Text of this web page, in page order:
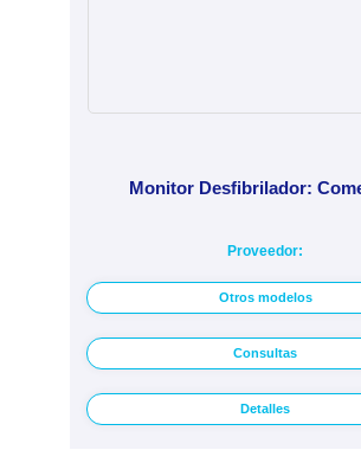
Monitor Desfibrilador:
Proveedor:
Otros modelos
Consultas
Detalles